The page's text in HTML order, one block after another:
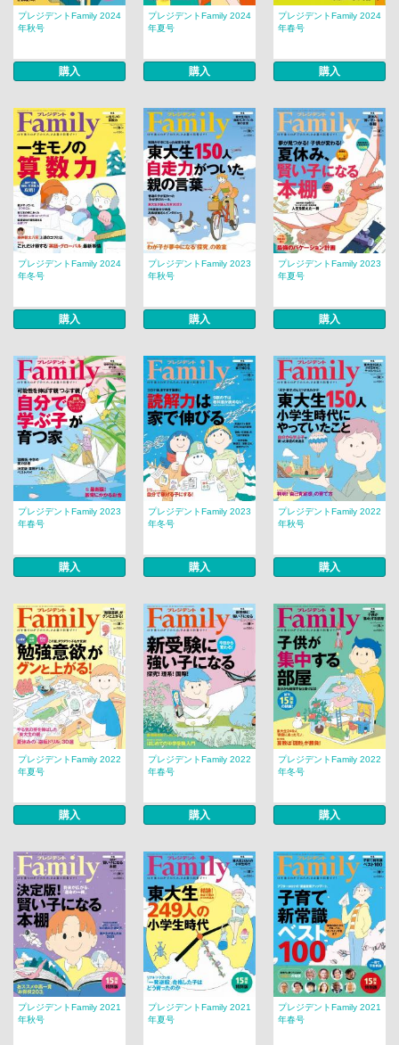
プレジデントFamily 2024
年秋号
購入
プレジデントFamily 2024
年夏号
購入
プレジデントFamily 2024
年春号
購入
プレジデントFamily 2024
年冬号
購入
プレジデントFamily 2023
年秋号
購入
プレジデントFamily 2023
年夏号
購入
プレジデントFamily 2023
年春号
購入
プレジデントFamily 2023
年冬号
購入
プレジデントFamily 2022
年秋号
購入
プレジデントFamily 2022
年夏号
購入
プレジデントFamily 2022
年春号
購入
プレジデントFamily 2022
年冬号
購入
プレジデントFamily 2021
年秋号
プレジデントFamily 2021
年夏号
プレジデントFamily 2021
年春号